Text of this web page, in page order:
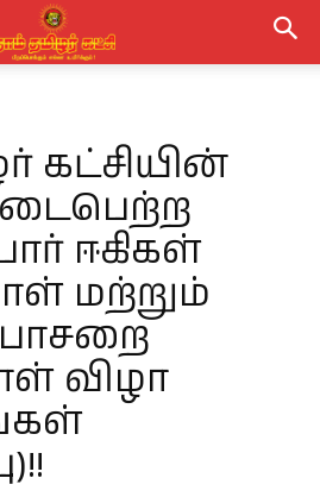
கட்சியின்
ஈகிகள்
மற்றும்
விழா